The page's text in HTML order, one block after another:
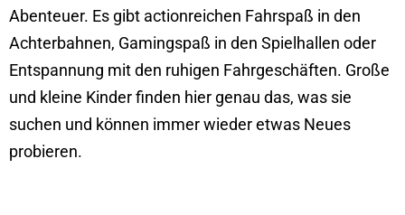
Abenteuer. Es gibt actionreichen Fahrspaß in den
Achterbahnen, Gamingspaß in den Spielhallen oder
Entspannung mit den ruhigen Fahrgeschäften. Große
und kleine Kinder finden hier genau das, was sie
suchen und können immer wieder etwas Neues
probieren.